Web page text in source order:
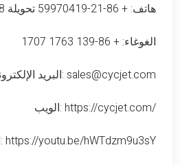
هاتف: + 86-21-59970419 تحويلة 8008
الغوغاء: + 86-139 1763 1707
البريد الإلكتروني: sales@cycjet.com
الويب: https://cycjet.com/
الفيديو المرجعي: https://youtu.be/hWTdzm9u3sY